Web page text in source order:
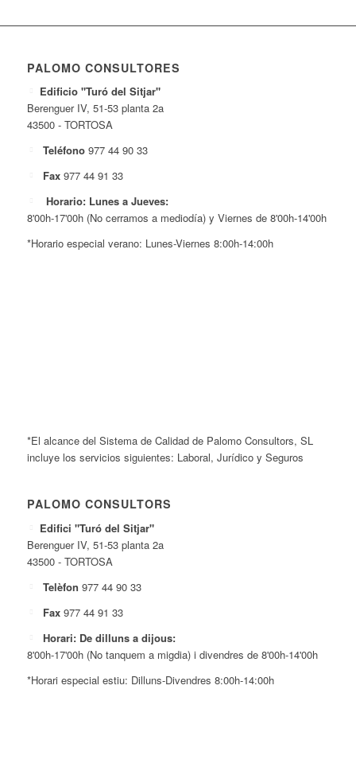
PALOMO CONSULTORES
Edificio "Turó del Sitjar"
Berenguer IV, 51-53 planta 2a
43500 - TORTOSA
Teléfono 977 44 90 33
Fax 977 44 91 33
Horario: Lunes a Jueves:
8'00h-17'00h (No cerramos a mediodía) y Viernes de 8'00h-14'00h
*Horario especial verano: Lunes-Viernes 8:00h-14:00h
*El alcance del Sistema de Calidad de Palomo Consultors, SL
incluye los servicios siguientes: Laboral, Jurídico y Seguros
PALOMO CONSULTORS
Edifici "Turó del Sitjar"
Berenguer IV, 51-53 planta 2a
43500 - TORTOSA
Telèfon 977 44 90 33
Fax 977 44 91 33
Horari: De dilluns a dijous:
8'00h-17'00h (No tanquem a migdia) i divendres de 8'00h-14'00h
*Horari especial estiu: Dilluns-Divendres 8:00h-14:00h